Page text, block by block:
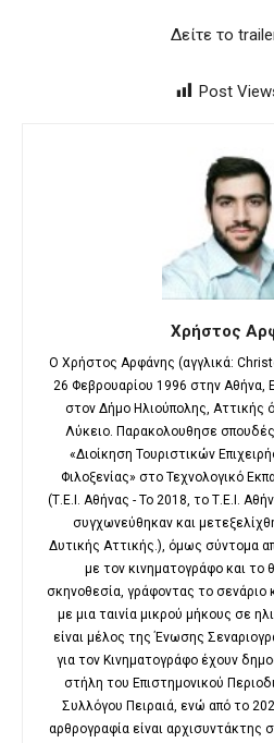
Δείτε το
Post
Χρήστος
Ο Χρήστος Αρφάνης (αγγλικά:
26 Φεβρουαρίου 1996 στην Αθήνα,
στον Δήμο Ηλιούπολης, Αττικής
Λύκειο. Παρακολουθησε
«Διοίκηση Τουριστικών
Φιλοξενίας» στο Τεχνολογικό
(Τ.Ε.Ι. Αθήνας - Το 2018, το Τ.Ε.Ι.
συγχωνεύθηκαν και
Δυτικής Αττικής.), όμως σύντομα
με τον κινηματογράφο και το
σκηνοθεσία, γράφοντας το σενάριο
με μια ταινία μικρού μήκους σε
είναι μέλος της Ένωσης
για τον Κινηματογράφο έχουν
στήλη του Επιστημονικού
Συλλόγου Πειραιά, ενώ από το
αρθρογραφία είναι αρχισυντάκτης